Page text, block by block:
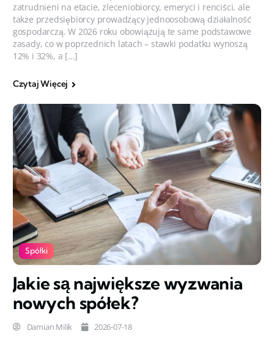
zatrudnieni na etacie, zleceniobiorcy, emeryci i renciści, ale
także przedsiębiorcy prowadzący jednoosobową działalność
gospodarczą. W 2026 roku obowiązują te same podstawowe
zasady, co w poprzednich latach – stawki podatku wynoszą
12% i 32%, a […]
Czytaj Więcej
Spółki
Jakie są największe wyzwania
nowych spółek?
Damian Milik 2026-07-18